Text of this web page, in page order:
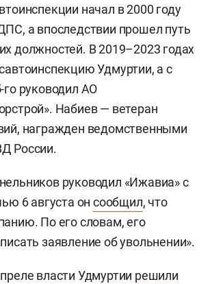
начал в 2000 году
а впоследствии прошел путь
должностей. В 2019–2023 годах
Удмуртии, а с
го руководил АО
Набиев — ветеран
награжден ведомственными
России.
руководил «Ижавиа» с
6 августа онсообщил, что
По его словам, его
заявление об увольнении».
власти Удмуртии решили